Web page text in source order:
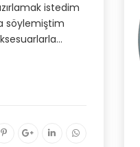
istedim
söylemiştim